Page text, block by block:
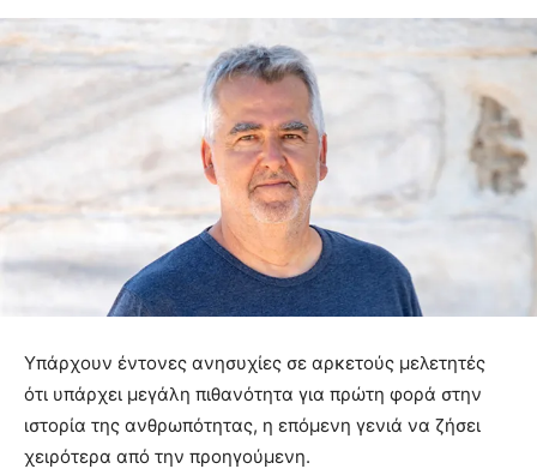
Υπάρχουν έντονες ανησυχίες σε αρκετούς μελετητές
ότι υπάρχει μεγάλη πιθανότητα για πρώτη φορά στην
ιστορία της ανθρωπότητας, η επόμενη γενιά να ζήσει
χειρότερα από την προηγούμενη.